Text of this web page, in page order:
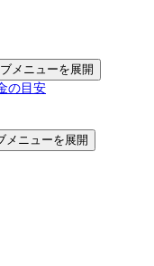
メニューを展開
の目安
メニューを展開